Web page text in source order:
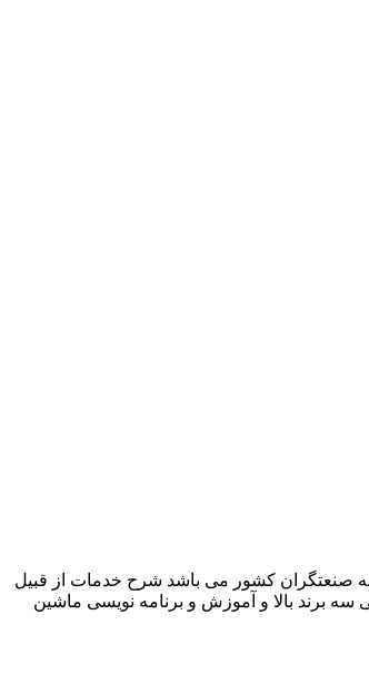
مشغول به خدمت به صنعتگران کشور می باشد شرح خدمات از قبیل
برند بالا و آموزش و برنامه نویسی ماشین